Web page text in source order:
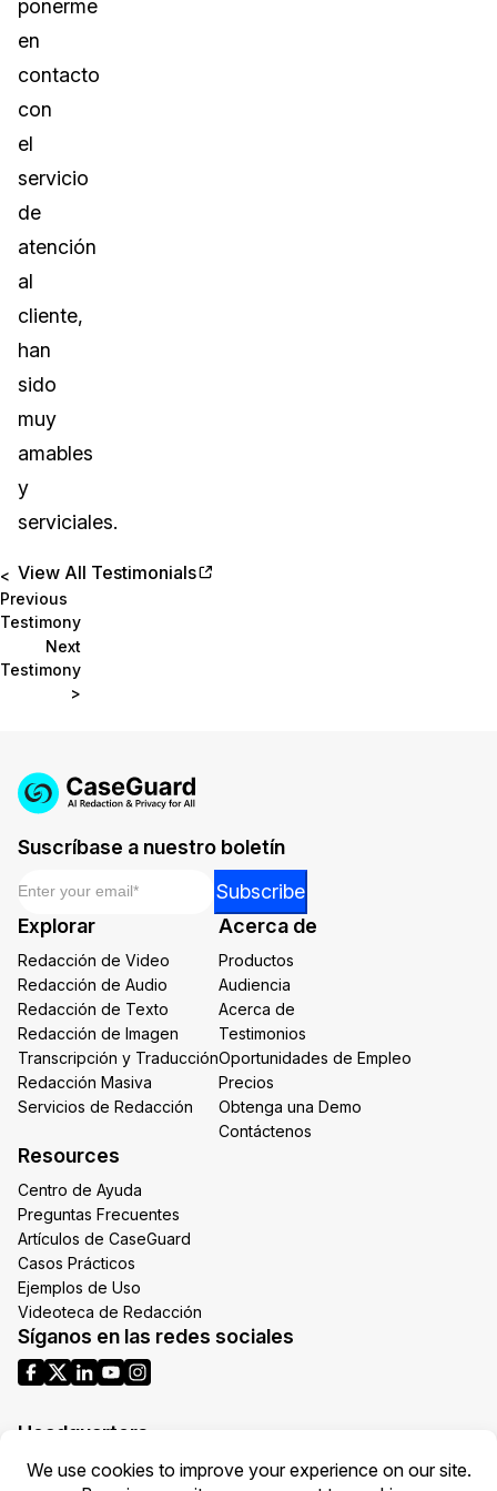
ponerme
en
contacto
con
el
servicio
de
atención
al
cliente,
han
sido
muy
amables
y
serviciales.
<
Previous
Testimony
Next
Testimony
>
View All Testimonials
Suscríbase a nuestro boletín
*
Email
Subscribe
Explorar
Redacción de Video
Redacción de Audio
Redacción de Texto
Redacción de Imagen
Transcripción y Traducción
Redacción Masiva
Servicios de Redacción
Acerca de
Productos
Audiencia
Acerca de
Testimonios
Oportunidades de Empleo
Precios
Obtenga una Demo
Contáctenos
Resources
Centro de Ayuda
Preguntas Frecuentes
Artículos de CaseGuard
Casos Prácticos
Ejemplos de Uso
Videoteca de Redacción
Síganos en las redes sociales
Headquarters
1700 N Moore St Suite 1701